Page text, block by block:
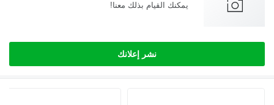
يمكنك القيام بذلك معنا!
نشر إعلانك